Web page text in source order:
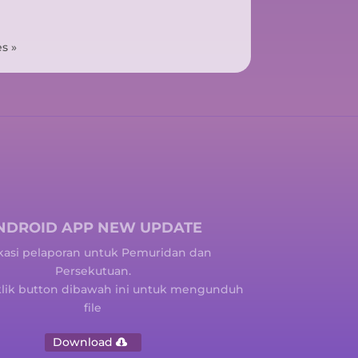
»
APP NEW UPDATE
pelaporan untuk Pemuridan dan
Persekutuan.
button dibawah ini untuk mengunduh
file
Download